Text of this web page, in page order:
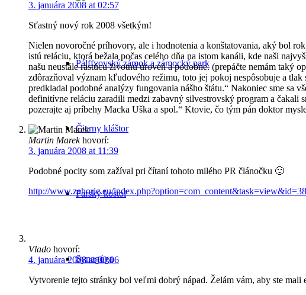
Pálffyovský zámok a zámocký park
Čierny kláštor
Farský kostol
Synagóga
3. januára 2008 at 02:57
Sťastný nový rok 2008 všetkým!
Nielen novoročné príhovory, ale i hodnotenia a konštatovania, aký bol
istú reláciu, ktorá bežala počas celého dňa na istom kanáli, kde naši
našu neustále rastúcu životnú úroveň a podobne. (prepáčte nemám
zdôrazňoval význam kľudového režimu, toto jej pokoj nespôsobuje a
predkladal podobné analýzy fungovania nášho štátu.“ Nakoniec sme sa
definitívne reláciu zaradili medzi zabavný silvestrovský program a čakali
pozerajte aj príbehy Macka Uška a spol.“ Ktovie, čo tým pán doktor
Martin Marek hovorí:
3. januára 2008 at 11:39
Podobné pocity som zažíval pri čítaní tohoto milého PR článočku 🙂
http://www.zahorie.eu/
Vlado hovorí:
4. januára 2008 at 00:06
Vytvorenie tejto stránky bol veľmi dobrý nápad. Želám vám, aby ste